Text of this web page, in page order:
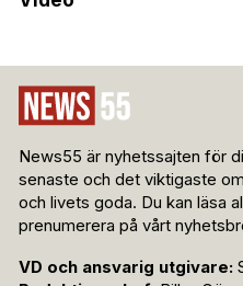
News55 är nyhetssajten för
senaste och det viktigaste
och livets goda. Du kan läsa
prenumerera på vårt
VD och ansvarig utgivare: